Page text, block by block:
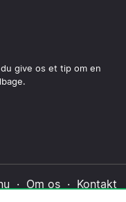
give os et tip om en
· Om os· Kontakt